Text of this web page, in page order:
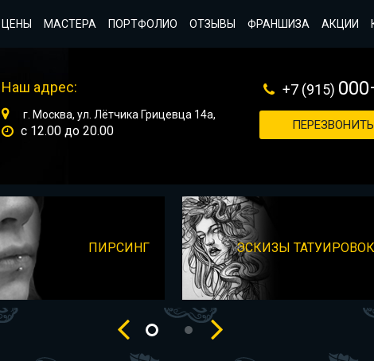
ЦЕНЫ МАСТЕРА ПОРТФОЛИО ОТЗЫВЫ ФРАНШИЗА АКЦИИ
Наш адрес:
г. Москва, ул. Лётчика Грицевца 14а,
с 12.00 до 20.00
+7 (915)
ПИРСИНГ ЭСКИЗЫ ТАТУИРОВОК